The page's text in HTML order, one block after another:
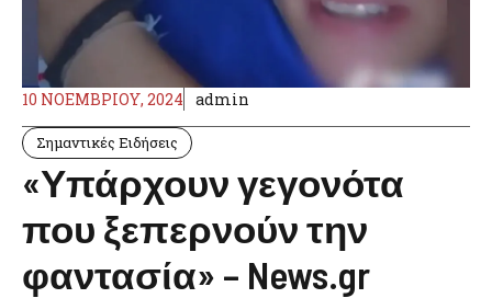
10 ΝΟΕΜΒΡΊΟΥ, 2024 admin
Σημαντικές Ειδήσεις
«Υπάρχουν γεγονότα
που ξεπερνούν την
φαντασία» – News.gr